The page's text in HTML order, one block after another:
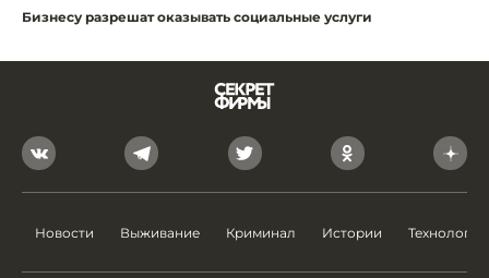
Бизнесу разрешат оказывать социальные услуги
Новости Выживание Криминал Истории Технологии